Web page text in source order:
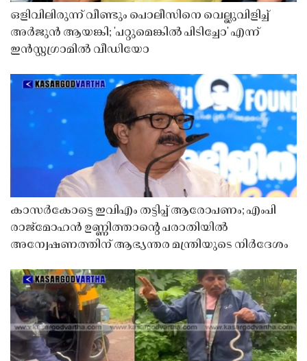
ഒളിവിലിരുന്ന് വീണ്ടും പൊലീസിനെ വെല്ലുവിളിച്ച്
അർജുൻ ആയങ്കി; 'പറ്റുമെങ്കിൽ പിടിച്ചോ' എന്ന്
ഇൻസ്റ്റഗ്രാമിൽ വീഡിയോ
കാസർകോട്ടെ ഇവിഎം തട്ടിപ്പ് ആരോപണം; എംപി
രാജ്‌മോഹൻ ഉണ്ണിത്താന്റെ പരാതിയിൽ
അന്വേഷണത്തിന് ആഭ്യന്തര മന്ത്രിയുടെ നിർദേശം